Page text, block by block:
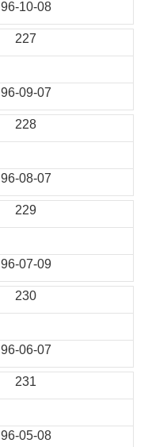
96-10-08
227
96-09-07
228
96-08-07
229
96-07-09
230
96-06-07
231
96-05-08